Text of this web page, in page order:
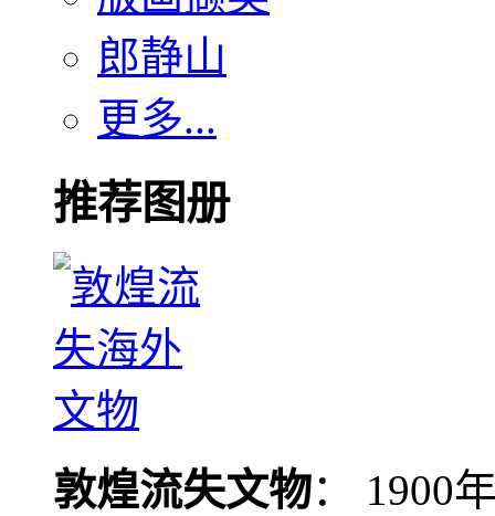
郎静山
更多...
推荐图册
敦煌流失文物： 1900